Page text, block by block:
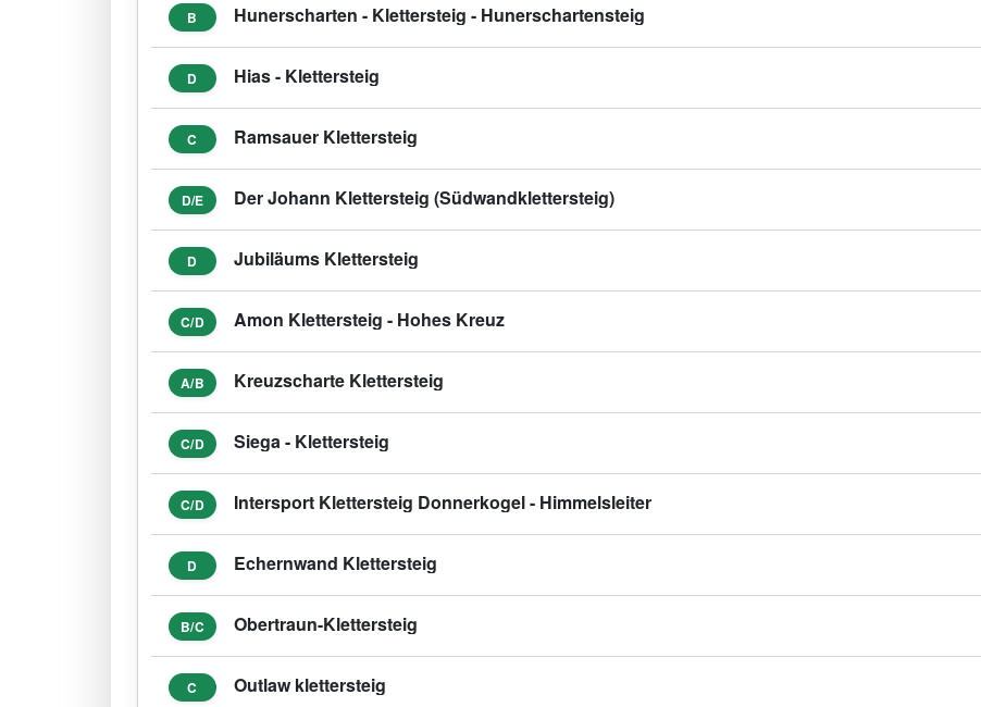
B Hunerscharten - Klettersteig - Hunerschartensteig
D Hias - Klettersteig
C Ramsauer Klettersteig
D/E Der Johann Klettersteig (Südwandklettersteig)
D Jubiläums Klettersteig
C/D Amon Klettersteig - Hohes Kreuz
A/B Kreuzscharte Klettersteig
C/D Siega - Klettersteig
C/D Intersport Klettersteig Donnerkogel - Himmelsleiter
D Echernwand Klettersteig
B/C Obertraun-Klettersteig
C Outlaw klettersteig